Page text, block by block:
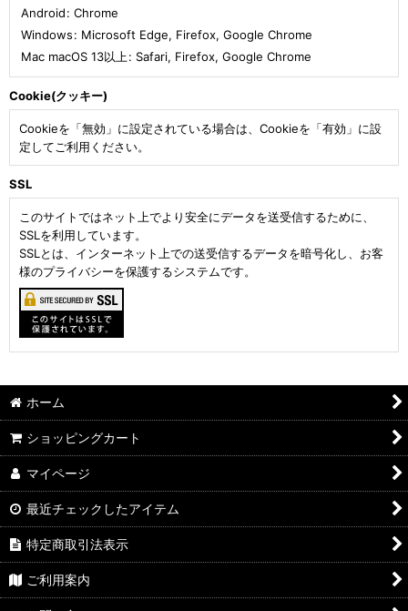
Android: Chrome
Windows: Microsoft Edge, Firefox, Google Chrome
Mac macOS 13以上: Safari, Firefox, Google Chrome
Cookie(クッキー)
Cookieを「無効」に設定されている場合は、Cookieを「有効」に設
定してご利用ください。
SSL
このサイトではネット上でより安全にデータを送受信するために、
SSLを利用しています。
SSLとは、インターネット上での送受信するデータを暗号化し、お客
様のプライバシーを保護するシステムです。
ホーム
ショッピングカート
マイページ
最近チェックしたアイテム
特定商取引法表示
ご利用案内